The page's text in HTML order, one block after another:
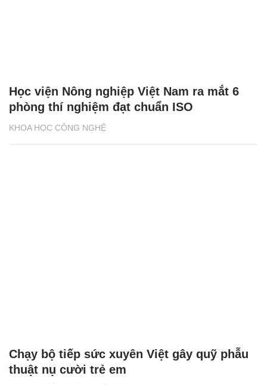
KHOA HỌC CÔNG NGHỆ
Học viện Nông nghiệp Việt Nam ra mắt 6
phòng thí nghiệm đạt chuẩn ISO
Chạy bộ tiếp sức xuyên Việt gây quỹ phẫu
thuật nụ cười trẻ em